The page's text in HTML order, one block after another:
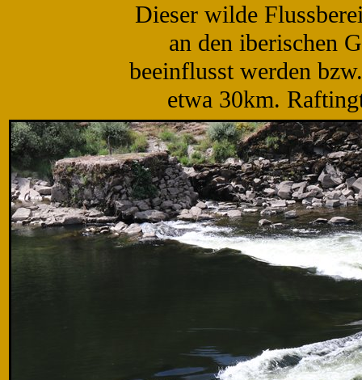
Dieser wilde
an den iberischen
beeinflusst werden
etwa 30km.